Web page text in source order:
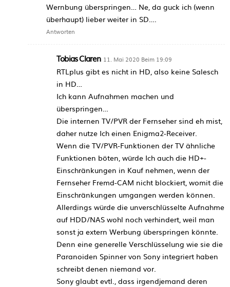
Wernbung überspringen… Ne, da guck ich (wenn
überhaupt) lieber weiter in SD….
Antworten
Tobias Claren 11. Mai 2020 Beim 19:09
RTLplus gibt es nicht in HD, also keine Salesch
in HD…
Ich kann Aufnahmen machen und
überspringen…
Die internen TV/PVR der Fernseher sind eh mist,
daher nutze Ich einen Enigma2-Receiver.
Wenn die TV/PVR-Funktionen der TV ähnliche
Funktionen böten, würde Ich auch die HD+-
Einschränkungen in Kauf nehmen, wenn der
Fernseher Fremd-CAM nicht blockiert, womit die
Einschränkungen umgangen werden können.
Allerdings würde die unverschlüsselte Aufnahme
auf HDD/NAS wohl noch verhindert, weil man
sonst ja extern Werbung überspringen könnte.
Denn eine generelle Verschlüsselung wie sie die
Paranoiden Spinner von Sony integriert haben
schreibt denen niemand vor.
Sony glaubt evtl., dass irgendjemand deren